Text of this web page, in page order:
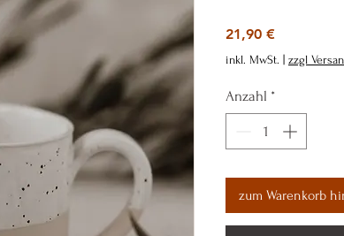
21,90 €Preis
inkl. MwSt. zzgl
Anzahl *
zum Warenkorb